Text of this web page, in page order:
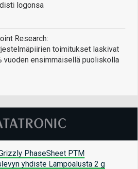
logonsa
Research:
toimitukset laskivat
vuoden ensimmäisellä puoliskolla
PhaseSheet PTM
yhdiste Lämpöalusta 2 g